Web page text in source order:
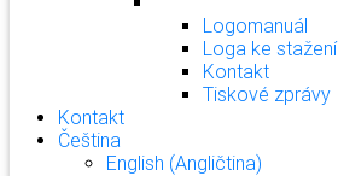
Logomanuál
Loga ke stažení
Kontakt
Tiskové zprávy
Kontakt
Čeština
English (Angličtina)